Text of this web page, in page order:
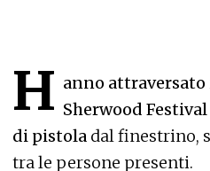
H anno
Sherwood
di pistola dal finestrino,
tra le persone presenti.